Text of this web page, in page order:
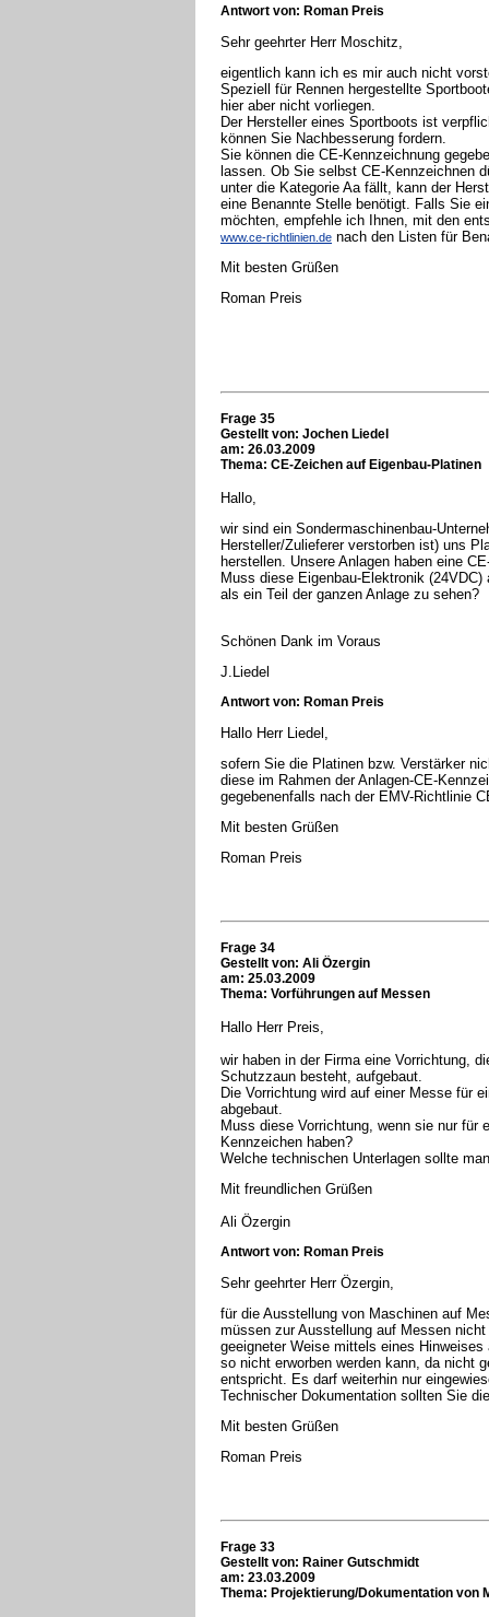
Antwort von: Roman Preis
Sehr geehrter Herr Moschitz,
eigentlich kann ich es mir auch nicht
Speziell für Rennen hergestellte
hier aber nicht vorliegen.
Der Hersteller eines Sportboots ist
können Sie Nachbesserung fordern.
Sie können die CE-Kennzeichnung
lassen. Ob Sie selbst CE-Kennzeichnen
unter die Kategorie Aa fällt, kann der
eine Benannte Stelle benötigt. Falls Sie
möchten, empfehle ich Ihnen, mit den
www.ce-richtlinien.de nach den Listen für
Mit besten Grüßen
Roman Preis
Frage 35
Gestellt von: Jochen Liedel
am: 26.03.2009
Thema: CE-Zeichen auf Eigenbau-Platinen
Hallo,
wir sind ein Sondermaschinenbau-
Hersteller/Zulieferer verstorben ist) uns
herstellen. Unsere Anlagen haben eine
Muss diese Eigenbau-Elektronik
als ein Teil der ganzen Anlage zu sehen?
Schönen Dank im Voraus
J.Liedel
Antwort von: Roman Preis
Hallo Herr Liedel,
sofern Sie die Platinen bzw. Verstärker
diese im Rahmen der Anlagen-CE-
gegebenenfalls nach der EMV-Richtlinie
Mit besten Grüßen
Roman Preis
Frage 34
Gestellt von: Ali Özergin
am: 25.03.2009
Thema: Vorführungen auf Messen
Hallo Herr Preis,
wir haben in der Firma eine Vorrichtung,
Schutzzaun besteht, aufgebaut.
Die Vorrichtung wird auf einer Messe für
abgebaut.
Muss diese Vorrichtung, wenn sie nur für
Kennzeichen haben?
Welche technischen Unterlagen sollte
Mit freundlichen Grüßen
Ali Özergin
Antwort von: Roman Preis
Sehr geehrter Herr Özergin,
für die Ausstellung von Maschinen auf
müssen zur Ausstellung auf Messen
geeigneter Weise mittels eines
so nicht erworben werden kann, da nicht
entspricht. Es darf weiterhin nur
Technischer Dokumentation sollten Sie
Mit besten Grüßen
Roman Preis
Frage 33
Gestellt von: Rainer Gutschmidt
am: 23.03.2009
Thema: Projektierung/Dokumentation von